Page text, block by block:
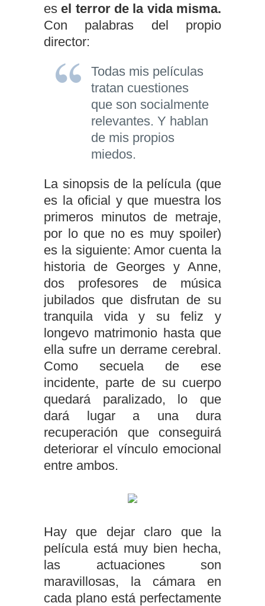
es el terror de la vida misma.
Con palabras del propio
director:
Todas mis películas
tratan cuestiones
que son socialmente
relevantes. Y hablan
de mis propios
miedos.
La sinopsis de la película (que
es la oficial y que muestra los
primeros minutos de metraje,
por lo que no es muy spoiler)
es la siguiente: Amor cuenta la
historia de Georges y Anne,
dos profesores de música
jubilados que disfrutan de su
tranquila vida y su feliz y
longevo matrimonio hasta que
ella sufre un derrame cerebral.
Como secuela de ese
incidente, parte de su cuerpo
quedará paralizado, lo que
dará lugar a una dura
recuperación que conseguirá
deteriorar el vínculo emocional
entre ambos.
Hay que dejar claro que la
película está muy bien hecha,
las actuaciones son
maravillosas, la cámara en
cada plano está perfectamente